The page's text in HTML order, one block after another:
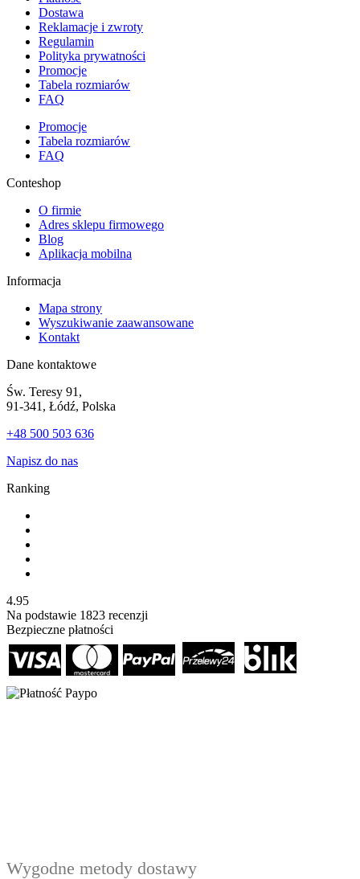
Dostawa
Reklamacje i zwroty
Regulamin
Polityka prywatności
Promocje
Tabela rozmiarów
FAQ
Promocje
Tabela rozmiarów
FAQ
Conteshop
O firmie
Adres sklepu firmowego
Blog
Aplikacja mobilna
Informacja
Mapa strony
Wyszukiwanie zaawansowane
Kontakt
Dane kontaktowe
Św. Teresy 91,
91-341, Łódź, Polska
+48 500 503 636
Napisz do nas
Ranking
4.95
Na podstawie 1823 recenzji
Bezpieczne płatności
Wygodne metody dostawy